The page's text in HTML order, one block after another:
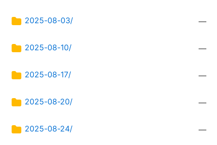
2025-08-03/ —
2025-08-10/ —
2025-08-17/ —
2025-08-20/ —
2025-08-24/ —